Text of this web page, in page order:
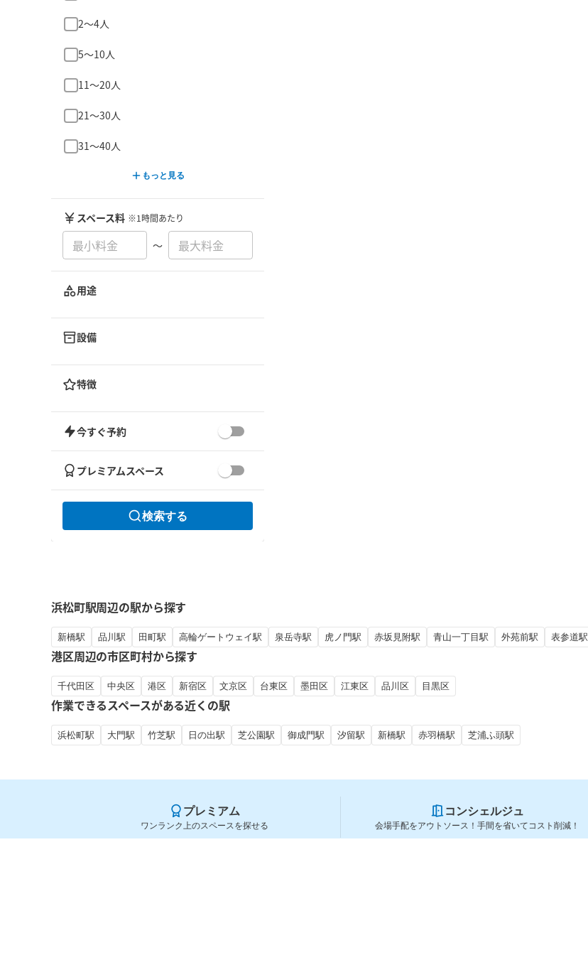
2〜4人
5〜10人
11〜20人
21〜30人
31〜40人
もっと見る
スペース料 ※1時間あたり
〜
用途
設備
特徴
今すぐ予約
プレミアムスペース
検索する
浜松町駅周辺の駅から探す
新橋駅 品川駅 田町駅 高輪ゲートウェイ駅 泉岳寺駅 虎ノ門駅 赤坂見附駅 青山一丁目駅 外苑前駅 表参道駅
港区周辺の市区町村から探す
千代田区 中央区 港区 新宿区 文京区 台東区 墨田区 江東区 品川区 目黒区
作業できるスペースがある近くの駅
浜松町駅 大門駅 竹芝駅 日の出駅 芝公園駅 御成門駅 汐留駅 新橋駅 赤羽橋駅 芝浦ふ頭駅
プレミアム
ワンランク上のスペースを探せる
コンシェルジュ
会場手配をアウトソース！手間を省いてコスト削減！